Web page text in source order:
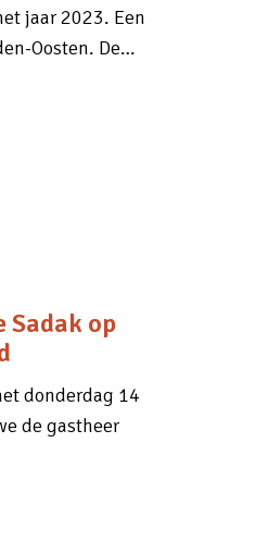
jaar 2023. Een
Oosten. De…
Sadak op
donderdag 14
de gastheer